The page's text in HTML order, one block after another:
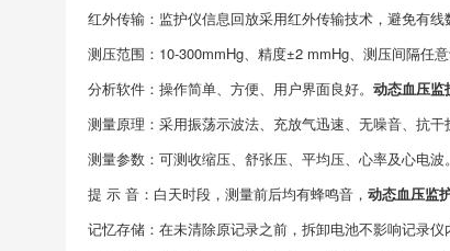
红外传输：监护仪信息回放采用红外传输技术，避免有线
测压范围：10-300mmHg、精度±2 mmHg、测压间隔任意
分析软件：操作简单、方便、用户界面良好。 动态血压监
测量原理：采用振荡示波法、充放气迅速、无噪音、抗干
测量参数：可测收缩压、舒张压、平均压、心率及心电波。
提 示 音：白天时段，测量前后均有蜂鸣音， 动态血压监
记忆存储：在未清除原记录之前，拆卸电池不影响记录仪